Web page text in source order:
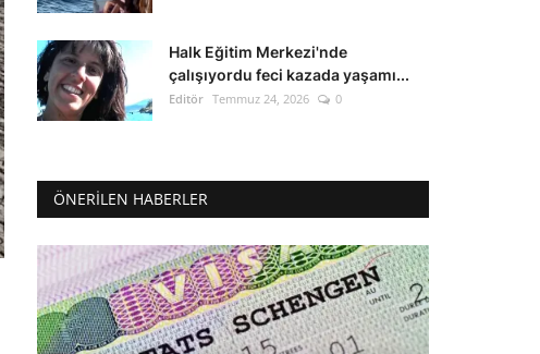
Halk Eğitim Merkezi'nde
çalışıyordu feci kazada yaşamı...
Editör Temmuz 24, 2026 0
ÖNERILEN HABERLER